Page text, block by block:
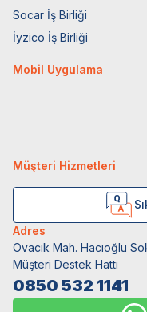
Socar İş Birliği
İyzico İş Birliği
Mobil Uygulama
Müşteri Hizmetleri
Adres
Ovacık Mah. Hacıoğlu
Müşteri Destek Hattı
0850 532 1141